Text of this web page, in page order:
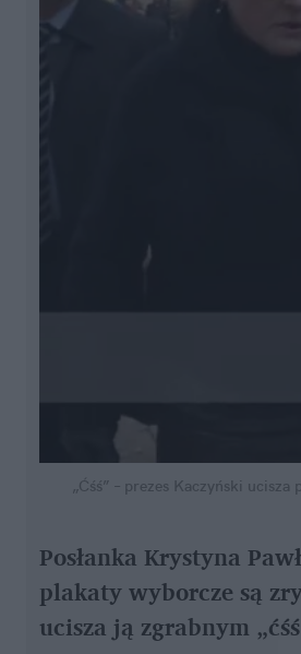
„Ćśś” – prezes Kaczyński
Posłanka Krystyna
plakaty wyborcze są
ucisza ją zgrabnym